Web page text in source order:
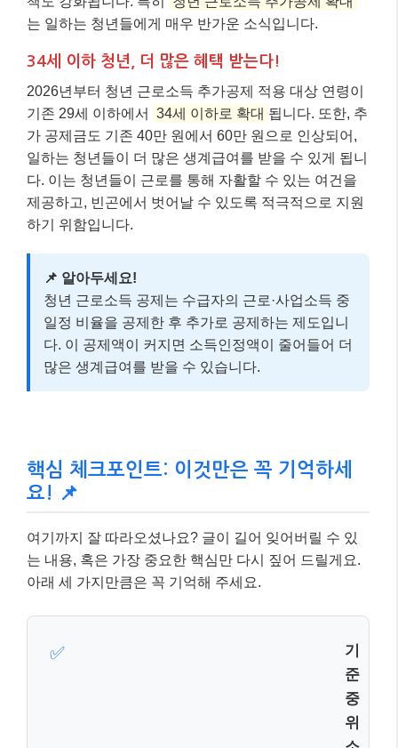
는 일하는 청년들에게 매우 반가운 소식입니다.
34세 이하 청년, 더 많은 혜택 받는다!
2026년부터 청년 근로소득 추가공제 적용 대상 연령이
기존 29세 이하에서
34세 이하로 확대 됩니다. 또한, 추
가 공제금도 기존 40만 원에서 60만 원으로 인상되어,
일하는 청년들이 더 많은 생계급여를 받을 수 있게 됩니
다. 이는 청년들이 근로를 통해 자활할 수 있는 여건을
제공하고, 빈곤에서 벗어날 수 있도록 적극적으로 지원
하기 위함입니다.
📌 알아두세요!
청년 근로소득 공제는 수급자의 근로·사업소득 중
일정 비율을 공제한 후 추가로 공제하는 제도입니
다. 이 공제액이 커지면 소득인정액이 줄어들어 더
많은 생계급여를 받을 수 있습니다.
핵심 체크포인트: 이것만은 꼭 기억하세
요! 📌
여기까지 잘 따라오셨나요? 글이 길어 잊어버릴 수 있
는 내용, 혹은 가장 중요한 핵심만 다시 짚어 드릴게요.
아래 세 가지만큼은 꼭 기억해 주세요.
✅